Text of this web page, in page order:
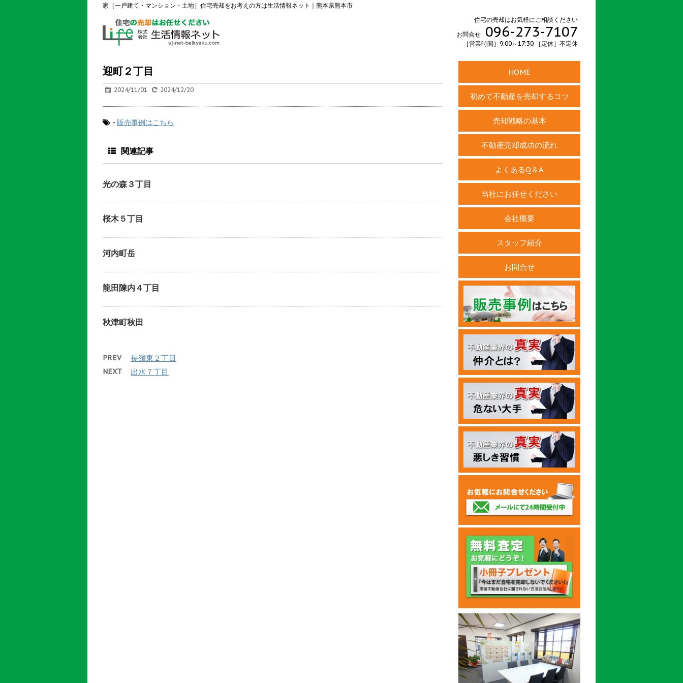
家（一戸建て・マンション・土地）住宅売却をお考えの方は生活情報ネット｜熊本県熊本市
住宅の売却はお気軽にご相談ください
お問合せ : 096-273-7107
［営業時間］9:00～17:30 ［定休］不定休
迎町２丁目
2024/11/01 2024/12/20
- 販売事例はこちら
関連記事
光の森３丁目
桜木５丁目
河内町岳
龍田陳内４丁目
秋津町秋田
PREV 長嶺東２丁目
NEXT 出水７丁目
HOME
初めて不動産を売却するコツ
売却戦略の基本
不動産売却成功の流れ
よくあるQ＆A
当社にお任せください
会社概要
スタッフ紹介
お問合せ